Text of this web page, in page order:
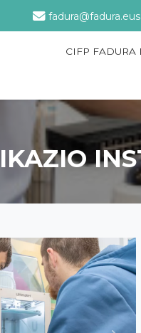
fadura@fadura.eus
CIFP FADURA